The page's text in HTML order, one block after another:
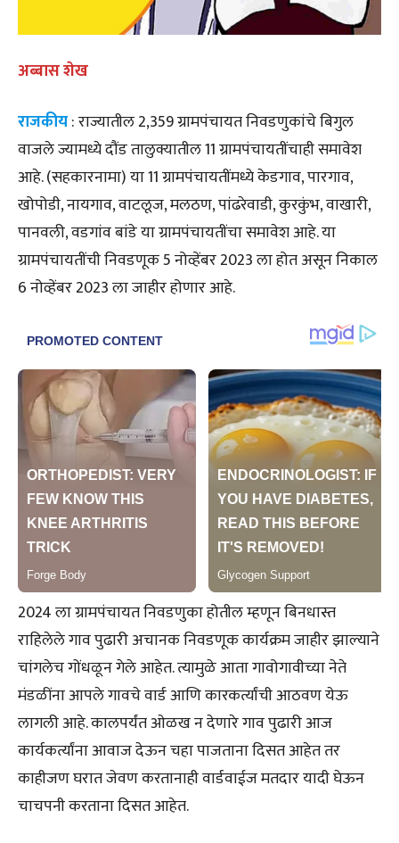
अब्बास शेख
राजकीय: राज्यातील 2,359 ग्रामपंचायत निवडणुकांचे बिगुल
वाजले ज्यामध्ये दौंड तालुक्यातील 11 ग्रामपंचायतींचाही समावेश
आहे. (सहकारनामा) या 11 ग्रामपंचायतींमध्ये केडगाव, पारगाव,
खोपोडी, नायगाव, वाटलूज, मलठण, पांढरेवाडी, कुरकुंभ, वाखारी,
पानवली, वडगांव बांडे या ग्रामपंचायतींचा समावेश आहे. या
ग्रामपंचायतींची निवडणूक 5 नोव्हेंबर 2023 ला होत असून निकाल
6 नोव्हेंबर 2023 ला जाहीर होणार आहे.
2024 ला ग्रामपंचायत निवडणुका होतील म्हणून बिनधास्त
राहिलेले गाव पुढारी अचानक निवडणूक कार्यक्रम जाहीर झाल्याने
चांगलेच गोंधळून गेले आहेत. त्यामुळे आता गावोगावीच्या नेते
मंडळींना आपले गावचे वार्ड आणि कारकर्त्यांची आठवण येऊ
लागली आहे. कालपर्यंत ओळख न देणारे गाव पुढारी आज
कार्यकर्त्यांना आवाज देऊन चहा पाजताना दिसत आहेत तर
काहीजण घरात जेवण करतानाही वार्डवाईज मतदार यादी घेऊन
चाचपनी करताना दिसत आहेत.